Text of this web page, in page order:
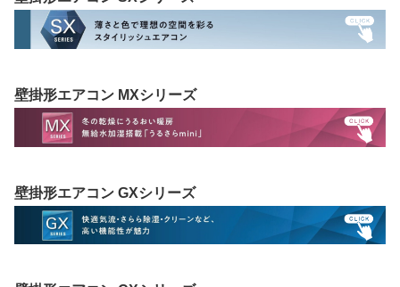
壁掛形エアコン MXシリーズ
壁掛形エアコン GXシリーズ